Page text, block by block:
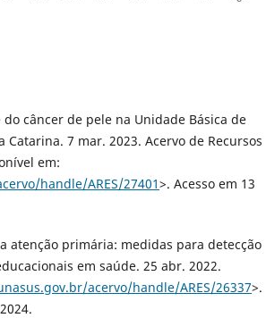
do câncer de pele na Unidade Básica de
Catarina. 7 mar. 2023. Acervo de Recursos
em:
handle/ARES/27401>. Acesso em 13
atenção primária: medidas para detecção
em saúde. 25 abr. 2022.
acervo/handle/ARES/26337>.